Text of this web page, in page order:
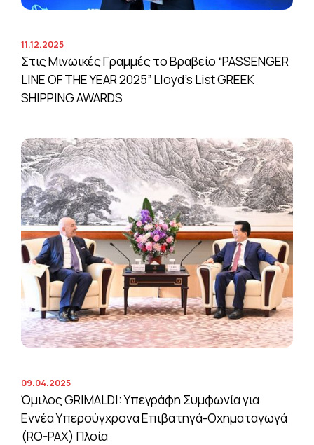
11.12.2025
Στις Μινωικές Γραμμές το Βραβείο “PASSENGER
LINE OF THE YEAR 2025” Lloyd’s List GREEK
SHIPPING AWARDS
09.04.2025
Όμιλος GRIMALDI: Υπεγράφη Συμφωνία για
Εννέα Υπερσύγχρονα Επιβατηγά-Οχηματαγωγά
(RO-PAX) Πλοία